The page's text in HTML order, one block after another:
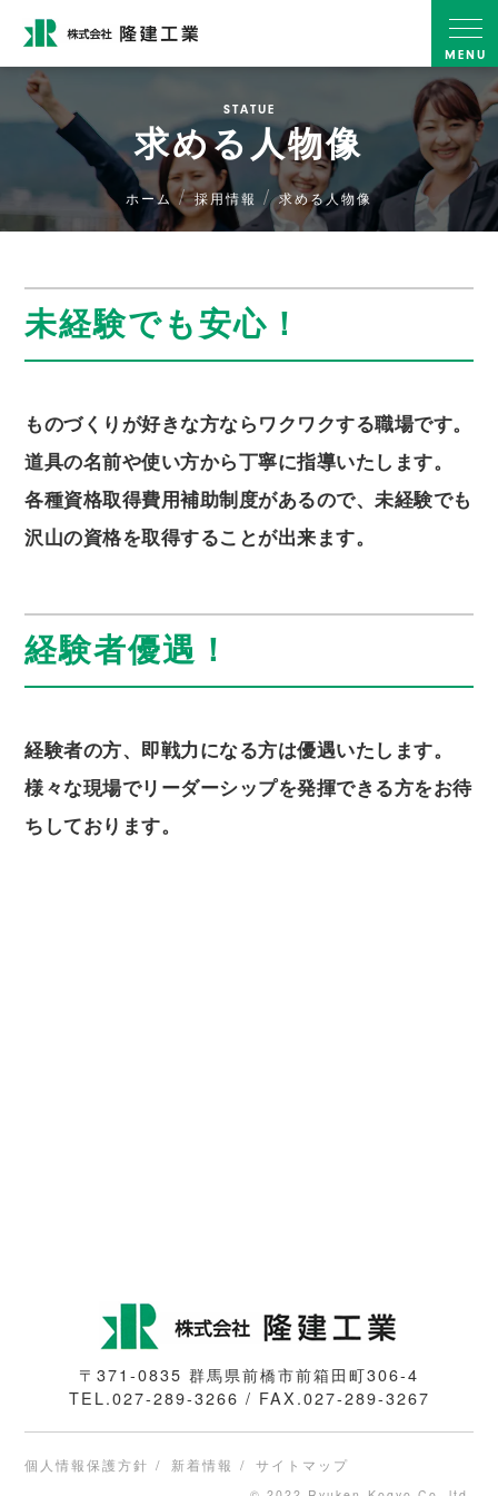
MENU
STATUE
求める人物像
ホーム 採用情報 求める人物像
未経験でも安心！
ものづくりが好きな方ならワクワクする職場です。
道具の名前や使い方から丁寧に指導いたします。
各種資格取得費用補助制度があるので、未経験でも
沢山の資格を取得することが出来ます。
経験者優遇！
経験者の方、即戦力になる方は優遇いたします。
様々な現場でリーダーシップを発揮できる方をお待
ちしております。
〒371-0835 群馬県前橋市前箱田町306-4
TEL.027-289-3266 / FAX.027-289-3267
個人情報保護方針 新着情報 サイトマップ